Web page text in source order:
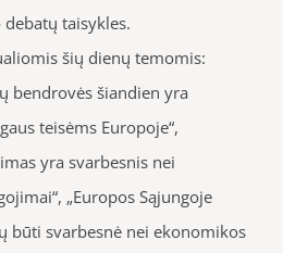
taisykles.
šių dienų temomis:
bendrovės šiandien yra
teisėms Europoje“,
yra svarbesnis nei
„Europos Sąjungoje
būti svarbesnė nei ekonomikos